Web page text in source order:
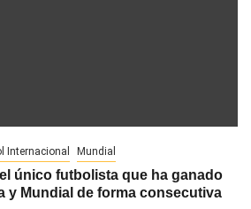
Internacional Mundial
único futbolista que ha ganado
y Mundial de forma consecutiva